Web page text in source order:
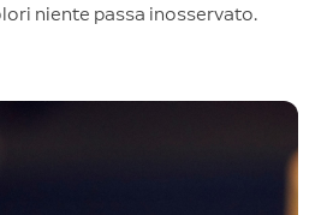
niente passa inosservato.